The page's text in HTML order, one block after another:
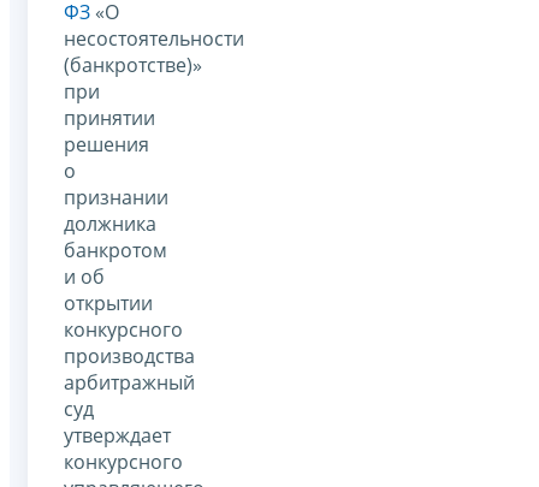
ФЗ «О
несостоятельности
(банкротстве)»
при
принятии
решения
о
признании
должника
банкротом
и об
открытии
конкурсного
производства
арбитражный
суд
утверждает
конкурсного